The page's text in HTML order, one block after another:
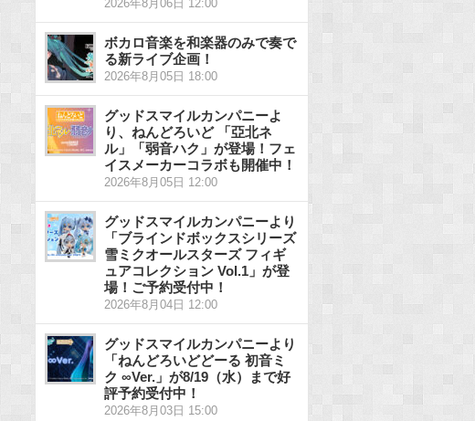
2026年8月06日 12:00
ボカロ音楽を和楽器のみで奏で
る新ライブ企画！
2026年8月05日 18:00
グッドスマイルカンパニーよ
り、ねんどろいど 「亞北ネ
ル」「弱音ハク」が登場！フェ
イスメーカーコラボも開催中！
2026年8月05日 12:00
グッドスマイルカンパニーより
「ブラインドボックスシリーズ
雪ミクオールスターズ フィギ
ュアコレクション Vol.1」が登
場！ご予約受付中！
2026年8月04日 12:00
グッドスマイルカンパニーより
「ねんどろいどどーる 初音ミ
ク ∞Ver.」が8/19（水）まで好
評予約受付中！
2026年8月03日 15:00